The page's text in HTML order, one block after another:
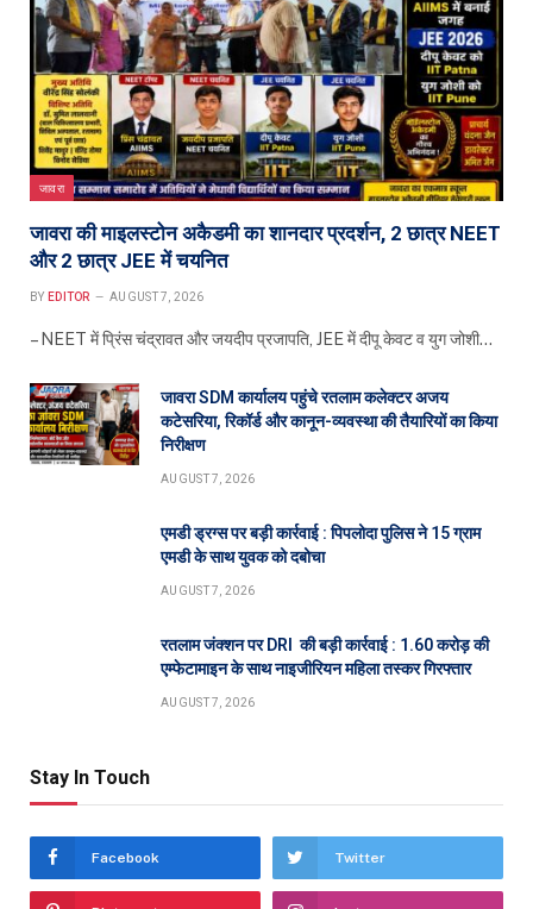
जावरा
जावरा की माइलस्टोन अकैडमी का शानदार प्रदर्शन, 2 छात्र NEET
और 2 छात्र JEE में चयनित
BY EDITOR AUGUST 7, 2026
– NEET में प्रिंस चंद्रावत और जयदीप प्रजापति, JEE में दीपू केवट व युग जोशी…
जावरा SDM कार्यालय पहुंचे रतलाम कलेक्टर अजय
कटेसरिया, रिकॉर्ड और कानून-व्यवस्था की तैयारियों का किया
निरीक्षण
AUGUST 7, 2026
एमडी ड्रग्स पर बड़ी कार्रवाई : पिपलोदा पुलिस ने 15 ग्राम
एमडी के साथ युवक को दबोचा
AUGUST 7, 2026
रतलाम जंक्शन पर DRI की बड़ी कार्रवाई : 1.60 करोड़ की
एम्फेटामाइन के साथ नाइजीरियन महिला तस्कर गिरफ्तार
AUGUST 7, 2026
Stay In Touch
Facebook Twitter